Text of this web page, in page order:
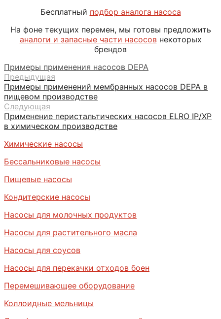
Бесплатный подбор аналога насоса
На фоне текущих перемен, мы готовы предложить
аналоги и запасные части насосовнекоторых
брендов
Примеры применения насосов DEPA
Предыдущая
Примеры применений мембранных насосов DEPA в
пищевом производстве
Следующая
Применение перистальтических насосов ELRO IP/XP
в химическом производстве
Химические насосы
Бессальниковые насосы
Пищевые насосы
Кондитерские насосы
Насосы для молочных продуктов
Насосы для растительного масла
Насосы для соусов
Насосы для перекачки отходов боен
Перемешивающее оборудование
Коллоидные мельницы